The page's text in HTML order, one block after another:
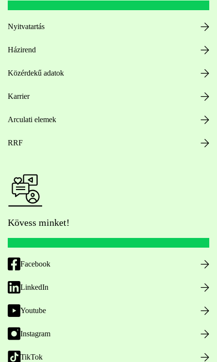
Nyitvatartás
Házirend
Közérdekű adatok
Karrier
Arculati elemek
RRF
Kövess minket!
Facebook
LinkedIn
Youtube
Instagram
TikTok